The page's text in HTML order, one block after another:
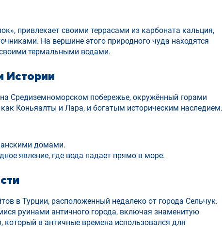
привлекает своими террасами из карбоната кальция,
На вершине этого природного чуда находятся
термальными водами.
Истории
Средиземноморском побережье, окружённый горами
Коньяалты и Лара, и богатым историческим наследием.
домами.
явление, где вода падает прямо в море.
в Турции, расположенный недалеко от города Сельчук.
руинами античного города, включая знаменитую
который в античные времена использовался для